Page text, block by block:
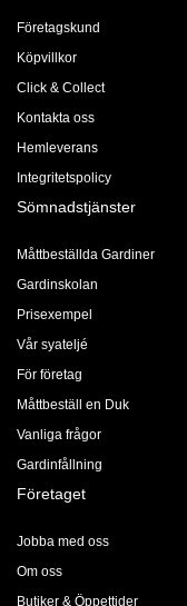
Företagskund
Köpvillkor
Click & Collect
Kontakta oss
Hemleverans
Integritetspolicy
Sömnadstjänster
Måttbeställda Gardiner
Gardinskolan
Prisexempel
Vår syateljé
För företag
Måttbeställ en Duk
Vanliga frågor
Gardinfållning
Företaget
Jobba med oss
Om oss
Butiker & Öppettider